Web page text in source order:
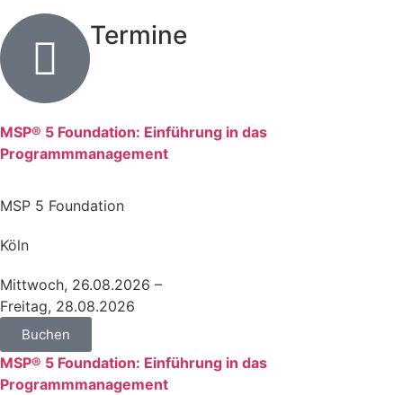
Termine
MSP® 5 Foundation: Einführung in das
Programmmanagement
MSP 5 Foundation
Köln
Mittwoch, 26.08.2026 –
Freitag, 28.08.2026
Buchen
MSP® 5 Foundation: Einführung in das
Programmmanagement